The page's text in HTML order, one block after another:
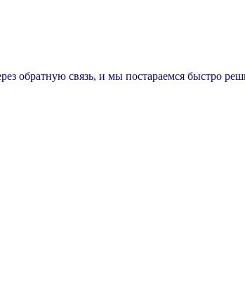
обратную связь, и мы постараемся быстро